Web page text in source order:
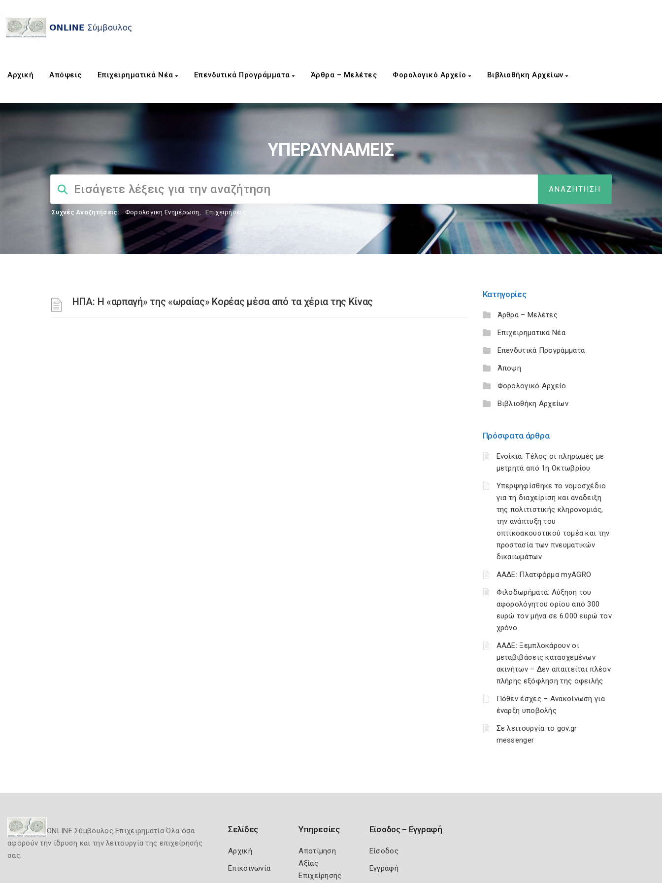
Αρχική Απόψεις Επιχειρηματικά Νέα Επενδυτικά Προγράμματα Άρθρα – Μελέτες Φορολογικό Αρχείο Βιβλιοθήκη Αρχείων
ΥΠΕΡΔΥΝΑΜΕΙΣ
Συχνές Αναζητήσεις: Φορολογικη Ενημέρωση, Επιχειρήσεις
ΗΠΑ: Η «αρπαγή» της «ωραίας» Κορέας μέσα από τα χέρια της Κίνας
Κατηγορίες
Άρθρα – Μελέτες
Επιχειρηματικά Νέα
Επενδυτικά Προγράμματα
Άποψη
Φορολογικό Αρχείο
Βιβλιοθήκη Αρχείων
Πρόσφατα άρθρα
Ενοίκια: Τέλος οι πληρωμές με
μετρητά από 1η Οκτωβρίου
Υπερψηφίσθηκε το νομοσχέδιο
για τη διαχείριση και ανάδειξη
της πολιτιστικής κληρονομιάς,
την ανάπτυξη του
οπτικοακουστικού τομέα και την
προστασία των πνευματικών
δικαιωμάτων
ΑΑΔΕ: Πλατφόρμα myAGRO
Φιλοδωρήματα: Αύξηση του
αφορολόγητου ορίου από 300
ευρώ τον μήνα σε 6.000 ευρώ τον
χρόνο
ΑΑΔΕ: Ξεμπλοκάρουν οι
μεταβιβάσεις κατασχεμένων
ακινήτων – Δεν απαιτείται πλέον
πλήρης εξόφληση της οφειλής
Πόθεν έσχες – Ανακοίνωση για
έναρξη υποβολής
Σε λειτουργία το gov.gr
messenger
ONLINE Σύμβουλος Επιχειρηματία Όλα όσα
αφορούν την ίδρυση και την λειτουργία της επιχείρησής
σας.
Σελίδες
Αρχική
Επικοινωνία
Υπηρεσίες
Αποτίμηση
Αξίας
Επιχείρησης
Είσοδος – Εγγραφή
Είσοδος
Εγγραφή